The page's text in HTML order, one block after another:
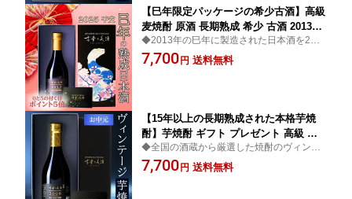
【巳年限定パッケージの希少古酒】高級
麦焼酎 原酒 長期熟成 希少 古酒 2013年
『古昔の美酒 天盃』 / 父の日 お中元 御
中元 ギフト プレゼント ギフト 送料無
◆2013年の巳年に製造された日本酒を2025
年の巳年に蘇らせたお祝い酒。2025年の忘
年会に。◆巳年 干支 高級 お酒 焼酎 麦焼酎
7,700 円 送料無料
【15年以上の長期熟成された本格芋焼
酎】芋焼酎 ギフト プレゼント 高級 長
期熟成 希少 古酒 2008年 『古昔の美酒
丸西』 / 父の日 ギフト お中元 御中元 送
◆全国の酒蔵から厳選した焼酎のヴィンテ
ージ古酒ブランド◆高級 お酒 焼酎 芋焼酎
ギフト プレゼント お父さん 父 義父 お祝い
7,700 円 送料無料